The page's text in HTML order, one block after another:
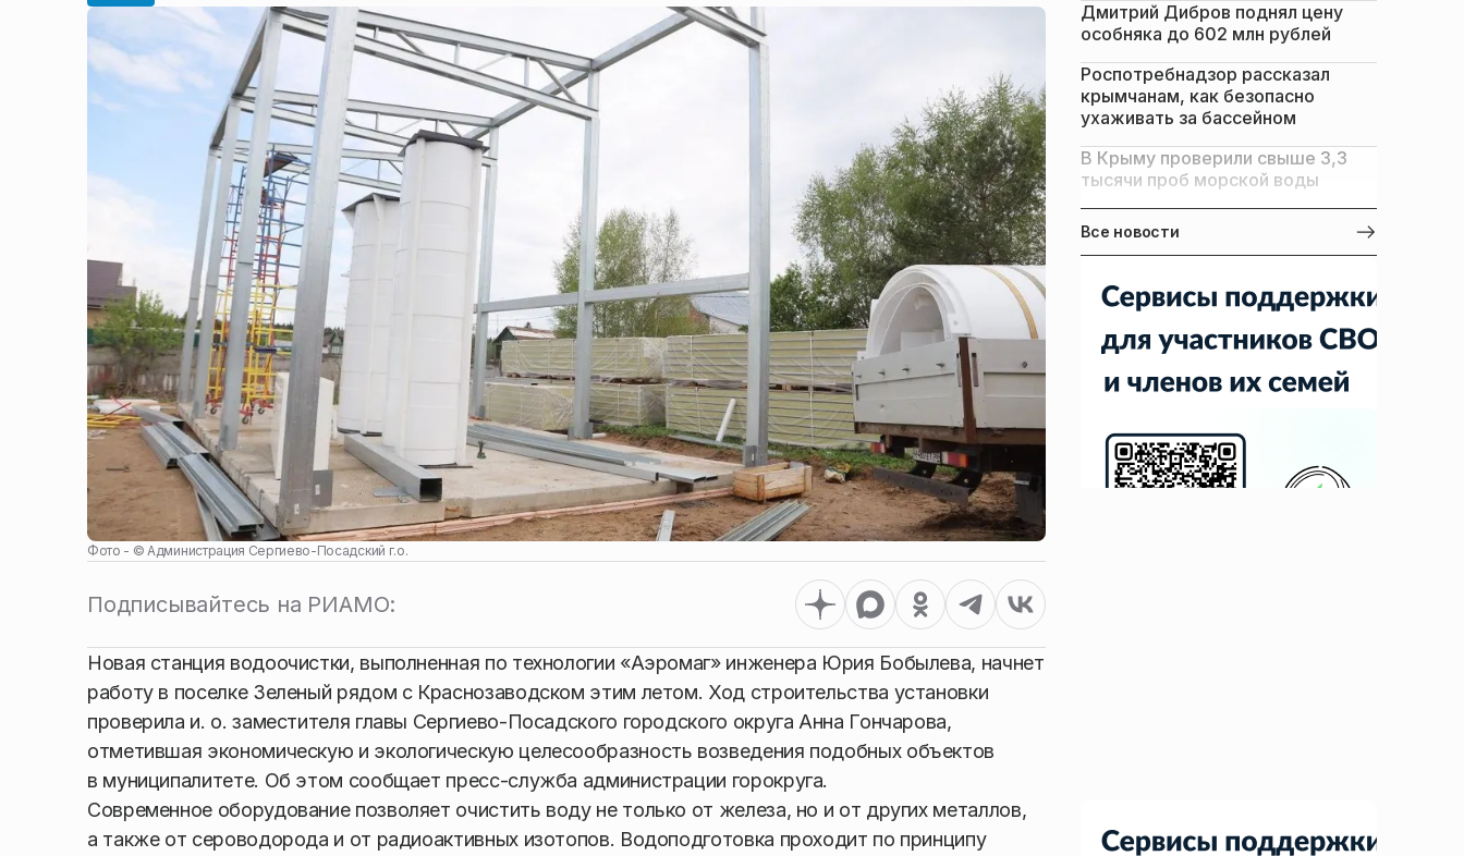
Фото - ©Администрация Сергиево-Посадский г.о.
Подписывайтесь на РИАМО:
Новая станция водоочистки, выполненная по технологии «Аэромаг» инженера Юрия Бобылева, начнет
работу в поселке Зеленый рядом с Краснозаводском этим летом. Ход строительства установки
проверила и. о. заместителя главы Сергиево-Посадского городского округа Анна Гончарова,
отметившая экономическую и экологическую целесообразность возведения подобных объектов
в муниципалитете. Об этом сообщает пресс-служба администрации горокруга.
Современное оборудование позволяет очистить воду не только от железа, но и от других металлов,
а также от сероводорода и от радиоактивных изотопов. Водоподготовка проходит по принципу
Дмитрий Дибров поднял цену
особняка до 602 млн рублей
Роспотребнадзор рассказал
крымчанам, как безопасно
ухаживать за бассейном
В Крыму проверили свыше 3,3
тысячи проб морской воды
Все новости